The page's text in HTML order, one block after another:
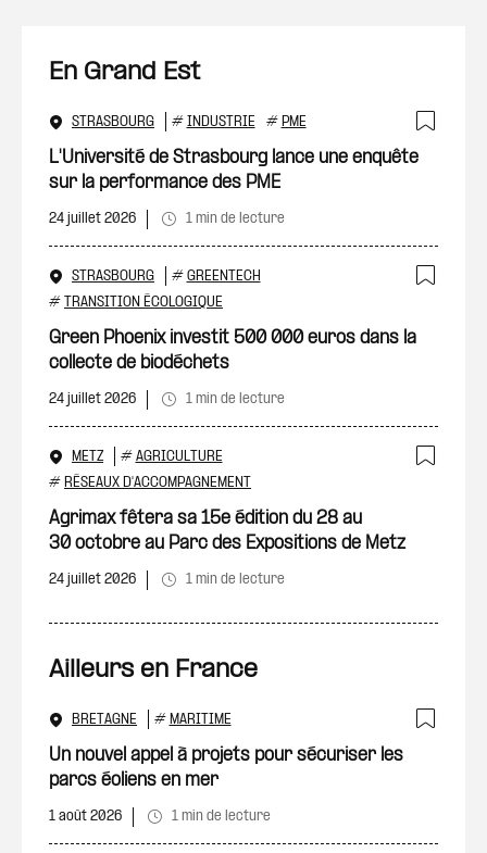
En Grand Est
STRASBOURG # INDUSTRIE # PME
L'Université de Strasbourg lance une enquête
sur la performance des PME
24 juillet 2026 1 min de lecture
STRASBOURG # GREENTECH
# TRANSITION ÉCOLOGIQUE
Green Phoenix investit 500 000 euros dans la
collecte de biodéchets
24 juillet 2026 1 min de lecture
METZ # AGRICULTURE
# RÉSEAUX D'ACCOMPAGNEMENT
Agrimax fêtera sa 15e édition du 28 au
30 octobre au Parc des Expositions de Metz
24 juillet 2026 1 min de lecture
Ailleurs en France
BRETAGNE # MARITIME
Un nouvel appel à projets pour sécuriser les
parcs éoliens en mer
1 août 2026 1 min de lecture